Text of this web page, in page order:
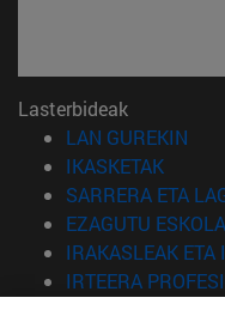
Lasterbideak
LAN GUREKIN
IKASKETAK(Beste
SARRERA ETA
EZAGUTU ESKOLA
IRAKASLEAK ETA
IRTEERA